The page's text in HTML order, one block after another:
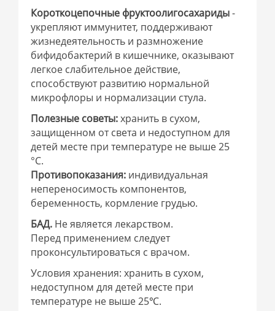
Короткоцепочные фруктоолигосахариды-
укрепляют иммунитет, поддерживают
жизнедеятельность и размножение
бифидобактерий в кишечнике, оказывают
легкое слабительное действие,
способствуют развитию нормальной
микрофлоры и нормализации стула.
Полезные советы:хранить в сухом,
защищенном от света и недоступном для
детей месте при температуре не выше 25
°С.
Противопоказания: индивидуальная
непереносимость компонентов,
беременность, кормление грудью.
БАД. Не является лекарством.
Перед применением следует
проконсультироваться с врачом.
Условия хранения: хранить в сухом,
недоступном для детей месте при
температуре не выше 25℃.